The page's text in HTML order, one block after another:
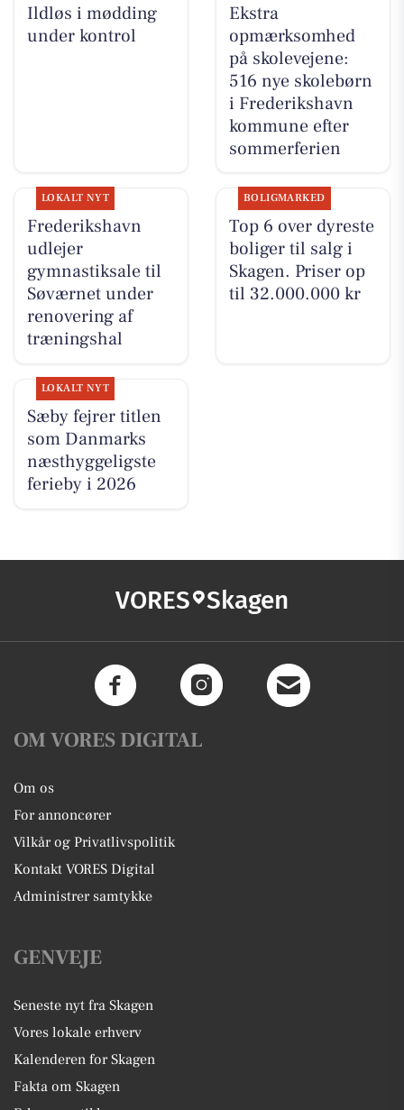
Ildløs i mødding
under kontrol
Ekstra
opmærksomhed
på skolevejene:
516 nye skolebørn
i Frederikshavn
kommune efter
sommerferien
LOKALT NYT
Frederikshavn
udlejer
gymnastiksale til
Søværnet under
renovering af
træningshal
BOLIGMARKED
Top 6 over dyreste
boliger til salg i
Skagen. Priser op
til 32.000.000 kr
LOKALT NYT
Sæby fejrer titlen
som Danmarks
næsthyggeligste
ferieby i 2026
VORES Skagen
OM VORES DIGITAL
Om os
For annoncører
Vilkår og Privatlivspolitik
Kontakt VORES Digital
Administrer samtykke
GENVEJE
Seneste nyt fra Skagen
Vores lokale erhverv
Kalenderen for Skagen
Fakta om Skagen